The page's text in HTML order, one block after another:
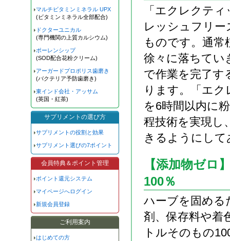
「エクレクテ
レッシュフリ
ものです。通
徐々に落ちてい
で作業を完了す
ります。「エ
を6時間以内に
程技術を実現し
きるようにし
【添加物ゼロ
100％
ハーブを固める
剤、保存料や着
トルそのもの
マルチビタミンミネラル UPX
(ビタミンミネラル全部配合)
ドクターユニカル
(専門機関の上質カルシウム)
ポーレンシップ
(SOD配合花粉クリーム)
アーガードプロポリス歯磨き
(バクテリア予防歯磨き)
東インド会社・アッサム
(英国・紅茶)
サプリメントの選び方
サプリメントの役割と効果
サプリメント選びの7ポイント
会員特典＆ポイント管理
ポイント還元システム
マイページへログイン
新規会員登録
ご利用案内
はじめての方